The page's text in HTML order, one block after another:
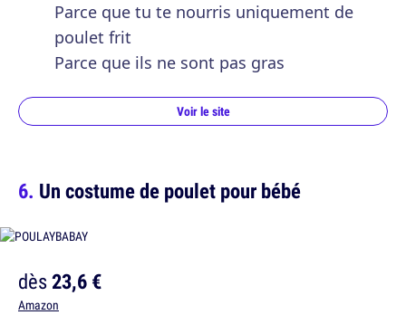
Parce que tu te nourris uniquement de
poulet frit
Parce que ils ne sont pas gras
Voir le site
Un costume de poulet pour bébé
dès23,6 €
Amazon